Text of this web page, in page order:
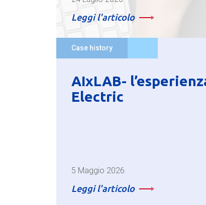
Leggi l'articolo
Case history
AIxLAB-
Electric
5 Maggio 2026
Leggi l'articolo